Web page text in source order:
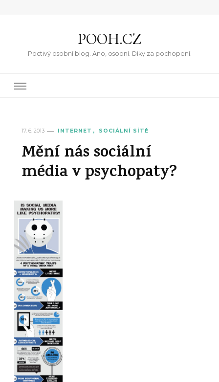
POOH.CZ
Poctivý osobní blog. Ano, osobní. Díky za pochopení.
17. 6. 2013 INTERNET SOCIÁLNÍ SÍTĚ
Mění nás sociální
média v psychopaty?